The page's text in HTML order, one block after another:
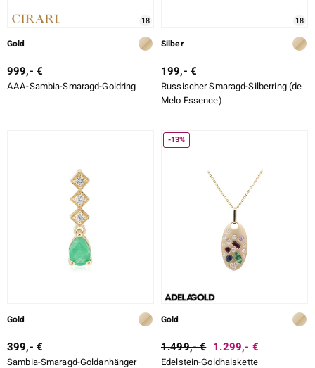
18
Gold
999,- €
AAA-Sambia-Smaragd-Goldring
18
Silber
199,- €
Russischer Smaragd-Silberring (de
Melo Essence)
Gold
399,- €
Sambia-Smaragd-Goldanhänger
-13%
Gold
1.499,- € 1.299,- €
Edelstein-Goldhalskette